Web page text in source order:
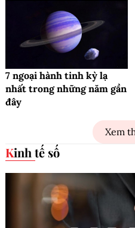
7 ngoại hành tinh kỳ lạ
nhất trong những năm gần
đây
Xem
Kinh tế số